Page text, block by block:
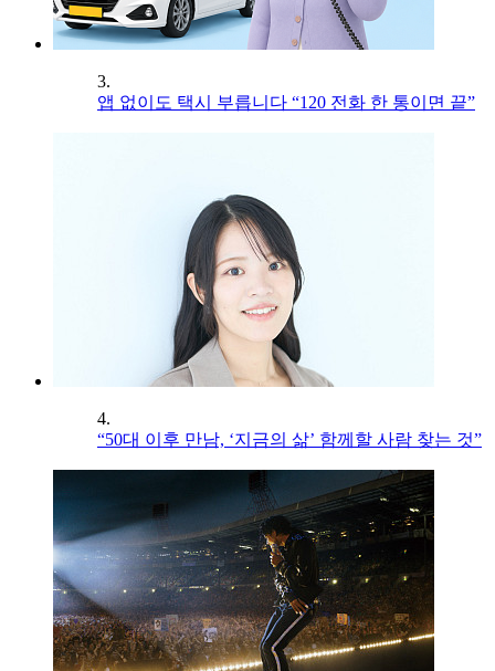
3.
앱 없이도 택시 부릅니다 “120 전화 한 통이면 끝”
4.
“50대 이후 만남, ‘지금의 삶’ 함께할 사람 찾는 것”